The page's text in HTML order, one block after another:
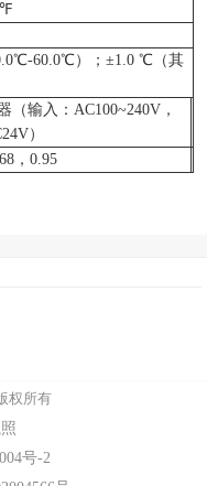
60.0℃）；±1.0 ℃（其
（输入：AC100~240V，
）
，0.95
权所有
号-2